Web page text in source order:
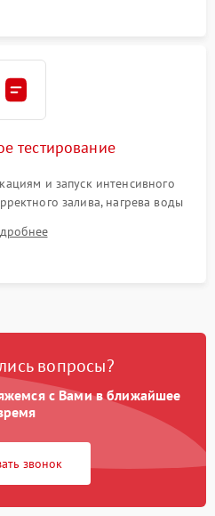
тестирование
и запуск интенсивного
залива, нагрева воды
посторонних шумов,
сухости в поддоне.
вопросы?
с Вами в ближайшее
звонок